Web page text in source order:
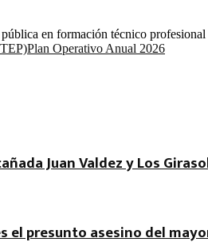
en formación técnico
Plan Operativo Anual 2026
Juan Valdez y Los
presunto asesino del